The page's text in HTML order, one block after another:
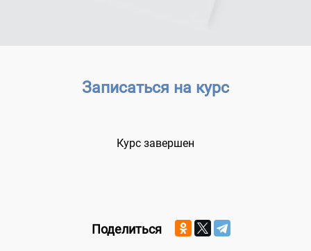
Записаться на курс
Курс завершен
Поделиться